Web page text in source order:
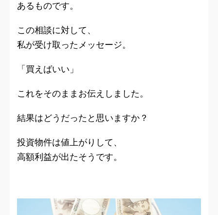
あるものです。
この相談に対して、
私が受け取ったメッセージ。
「買えばいい」
これをそのままお伝えしました。
結果はどうだったと思いますか？
投資物件は値上がりして、
高額利益が出たそうです。